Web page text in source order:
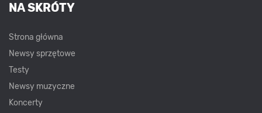
NA SKRÓTY
Strona główna
Newsy sprzętowe
Testy
Newsy muzyczne
Koncerty